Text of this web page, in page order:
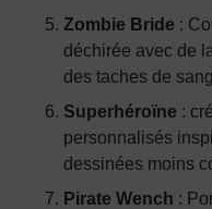
Zombie Bride :
déchirée avec de
des taches de
Superhéroïne :
personnalisés
dessinées moins
Pirate Wench :